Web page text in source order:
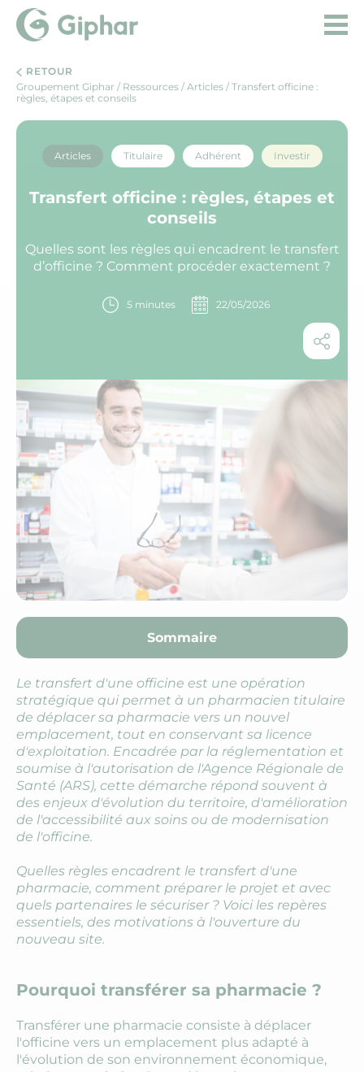
RETOUR
Groupement Giphar / Ressources / Articles / Transfert officine :
règles, étapes et conseils
Articles Titulaire Adhérent Investir
Transfert officine : règles, étapes et
conseils
Quelles sont les règles qui encadrent le transfert
d’officine ? Comment procéder exactement ?
5 minutes 22/05/2026
Sommaire
Le transfert d'une officine est une opération
stratégique qui permet à un pharmacien titulaire
de déplacer sa pharmacie vers un nouvel
emplacement, tout en conservant sa licence
d'exploitation. Encadrée par la réglementation et
soumise à l'autorisation de l'Agence Régionale de
Santé (ARS), cette démarche répond souvent à
des enjeux d'évolution du territoire, d'amélioration
de l'accessibilité aux soins ou de modernisation
de l'officine.
Quelles règles encadrent le transfert d'une
pharmacie, comment préparer le projet et avec
quels partenaires le sécuriser ? Voici les repères
essentiels, des motivations à l'ouverture du
nouveau site.
Pourquoi transférer sa pharmacie ?
Transférer une pharmacie consiste à déplacer
l'officine vers un emplacement plus adapté à
l'évolution de son environnement économique,